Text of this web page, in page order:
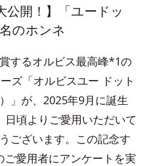
公開！】「ユードッ
のホンネ
するオルビス最高峰*1の
ズ「オルビスユー ドット
」が、2025年9月に誕生
頃よりご愛用いただいて
ございます。この記念す
愛用者にアンケートを実